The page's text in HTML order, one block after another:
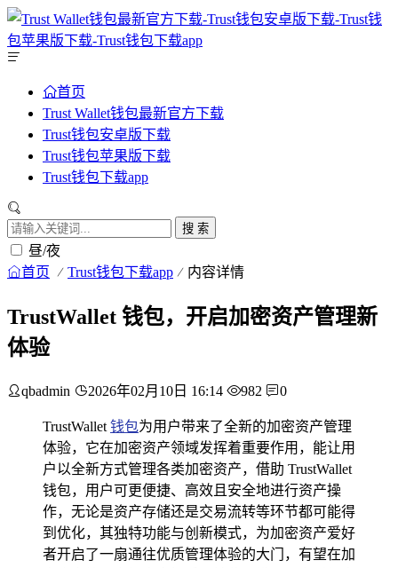
首页
Trust Wallet钱包最新官方下载
Trust钱包安卓版下载
Trust钱包苹果版下载
Trust钱包下载app
搜 索
昼/夜
首页 Trust钱包下载app 内容详情
TrustWallet 钱包，开启加密资产管理新
体验
qbadmin 2026年02月10日 16:14 982 0
TrustWallet 钱包为用户带来了全新的加密资产管理
体验，它在加密资产领域发挥着重要作用，能让用
户以全新方式管理各类加密资产，借助 TrustWallet
钱包，用户可更便捷、高效且安全地进行资产操
作，无论是资产存储还是交易流转等环节都可能得
到优化，其独特功能与创新模式，为加密资产爱好
者开启了一扇通往优质管理体验的大门，有望在加